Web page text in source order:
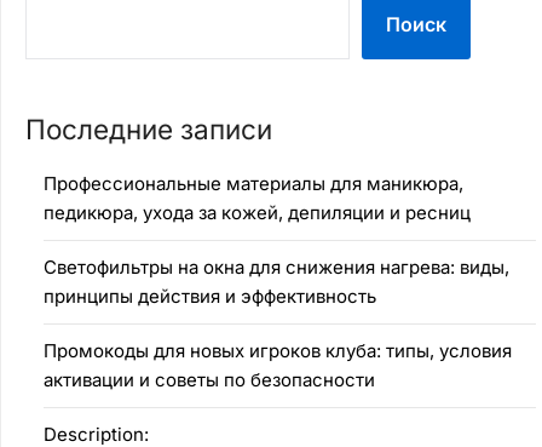
Поиск
Последние записи
Профессиональные материалы для маникюра,
педикюра, ухода за кожей, депиляции и ресниц
Светофильтры на окна для снижения нагрева: виды,
принципы действия и эффективность
Промокоды для новых игроков клуба: типы, условия
активации и советы по безопасности
Description: